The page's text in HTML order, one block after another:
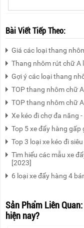
Bài Viết Tiếp Theo:
Giá các loại thang
Thang nhôm rút chữ A
Gợi ý các loại thang
TOP thang nhôm chữ
TOP thang nhôm chữ
Xe kéo đi chợ đa năng
Top 5 xe đẩy hàng
Top 3 loại xe kéo đi
Tìm hiểu các mẫu xe
[2023]
6 loại xe đẩy hàng 4
Sản Phẩm Liên Quan:
hiện nay?